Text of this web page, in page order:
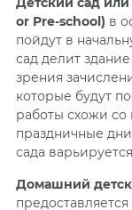
or Pre-school) в
пойдут в
сад делит
зрения
которые будут
работы схожи со
праздничные
сада
Домашний